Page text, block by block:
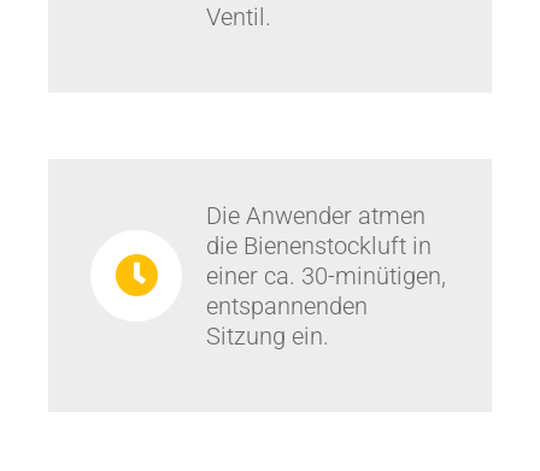
Ventil.
Die Anwender atmen
die Bienenstockluft in
einer ca. 30-minütigen,
entspann­enden
Sitzung ein.